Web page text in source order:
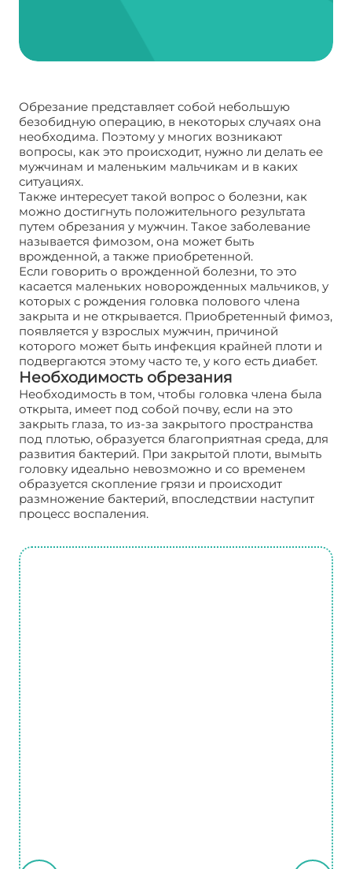
Обрезание представляет собой небольшую
безобидную операцию, в некоторых случаях она
необходима. Поэтому у многих возникают
вопросы, как это происходит, нужно ли делать ее
мужчинам и маленьким мальчикам и в каких
ситуациях.
Также интересует такой вопрос о болезни, как
можно достигнуть положительного результата
путем обрезания у мужчин. Такое заболевание
называется фимозом, она может быть
врожденной, а также приобретенной.
Если говорить о врожденной болезни, то это
касается маленьких новорожденных мальчиков, у
которых с рождения головка полового члена
закрыта и не открывается. Приобретенный фимоз,
появляется у взрослых мужчин, причиной
которого может быть инфекция крайней плоти и
подвергаются этому часто те, у кого есть диабет.
Необходимость обрезания
Необходимость в том, чтобы головка члена была
открыта, имеет под собой почву, если на это
закрыть глаза, то из-за закрытого пространства
под плотью, образуется благоприятная среда, для
развития бактерий. При закрытой плоти, вымыть
головку идеально невозможно и со временем
образуется скопление грязи и происходит
размножение бактерий, впоследствии наступит
процесс воспаления.